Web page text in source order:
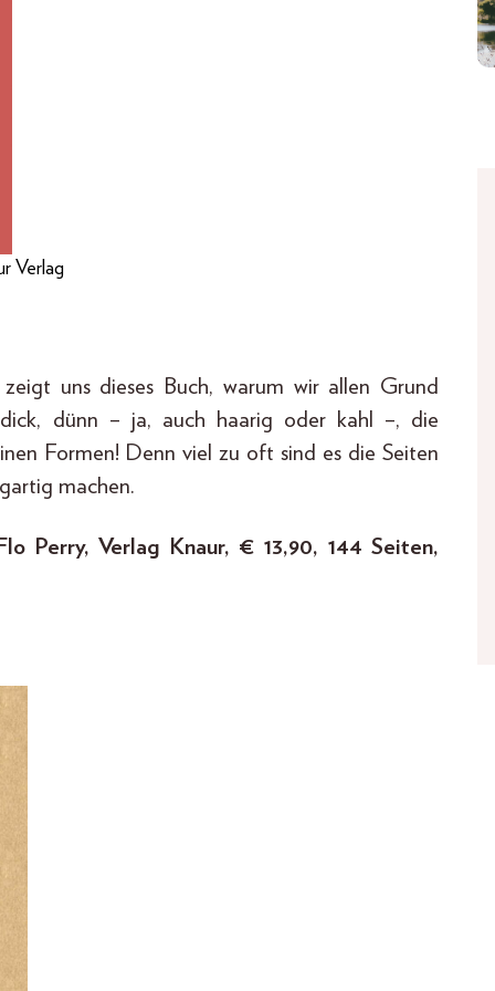
Verlag
uns dieses Buch, warum wir allen Grund
dünn – ja, auch haarig oder kahl –, die
Formen! Denn viel zu oft sind es die Seiten
machen.
Perry, Verlag Knaur, € 13,90, 144 Seiten,